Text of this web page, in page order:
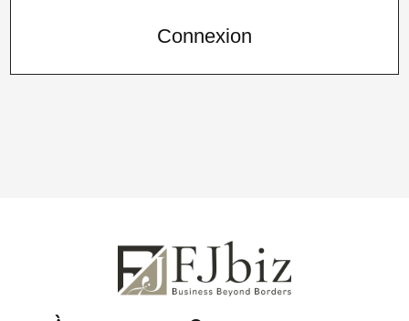
Contactez-nous
Connexion